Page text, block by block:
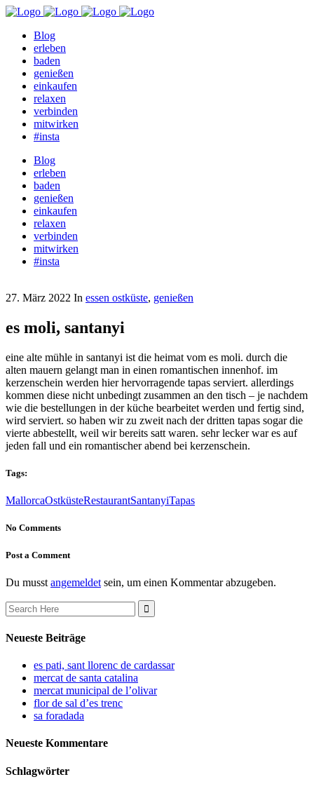
Blog
erleben
baden
genießen
einkaufen
relaxen
verbinden
mitwirken
#insta
Blog
erleben
baden
genießen
einkaufen
relaxen
verbinden
mitwirken
#insta
27. März 2022 In essen ostküste, genießen
es moli, santanyi
eine alte mühle in santanyi ist die heimat vom es moli. durch die
alten mauern gelangt man in einen romantischen innenhof. im
kerzenschein werden hier hervorragende tapas serviert. allerdings
kommen diese nicht unbedingt zusammen an den tisch – je nachdem
wie die bestellungen in der küche bearbeitet werden und fertig sind,
wird serviert. so haben wir zu zweit nach der dritten tapas sogar die
vierte abbestellt, weil wir bereits satt waren. sehr lecker war es auf
jeden fall und ein romantischer abend bei kerzenschein.
Tags:
MallorcaOstküsteRestaurantSantanyiTapas
No Comments
Post a Comment
Du musst angemeldet sein, um einen Kommentar abzugeben.
Search
for:
Neueste Beiträge
es pati, sant llorenc de cardassar
mercat de santa catalina
mercat municipal de l’olivar
flor de sal d’es trenc
sa foradada
Neueste Kommentare
Schlagwörter